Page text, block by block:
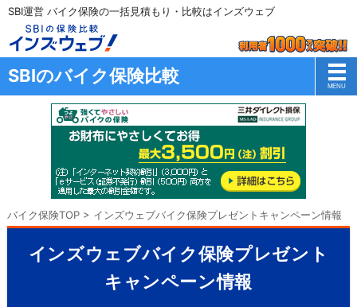
SBI運営 バイク保険の一括見積もり・比較はインズウェブ
SBIのバイク保険比較
バイク保険TOP> インズウェブバイク保険プレゼントキャンペーン情報
インズウェブバイク保険プレゼント
キャンペーン情報